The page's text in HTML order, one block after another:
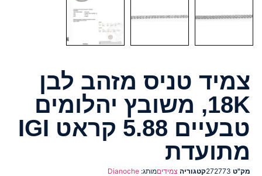
צמיד טניס מזהב לבן
18K, משובץ יהלומים
טבעיים 5.88 קראט IGI
מתועדת
מק"ט 272773קטגוריה צמידיםמותג: Dianoche